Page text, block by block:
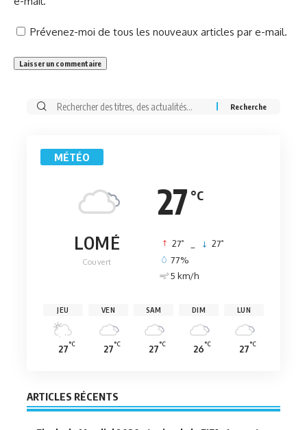
Prévenez-moi de tous les nouveaux articles par e-mail.
Rechercher:
MÉTÉO
27 °C
LOMÉ
Couvert
27° 27°
77%
5 km/h
JEU
27°C
VEN
27°C
SAM
27°C
DIM
26°C
LUN
27°C
ARTICLES RÉCENTS